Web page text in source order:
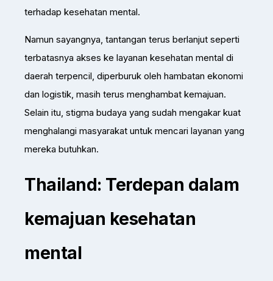
terhadap kesehatan mental.
Namun sayangnya, tantangan terus berlanjut seperti
terbatasnya akses ke layanan kesehatan mental di
daerah terpencil, diperburuk oleh hambatan ekonomi
dan logistik, masih terus menghambat kemajuan.
Selain itu, stigma budaya yang sudah mengakar kuat
menghalangi masyarakat untuk mencari layanan yang
mereka butuhkan.
Thailand: Terdepan dalam
kemajuan kesehatan
mental